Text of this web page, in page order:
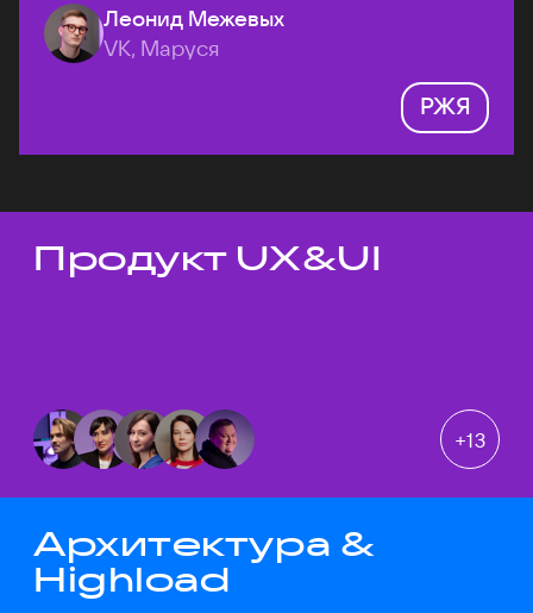
Леонид Межевых
VK, Маруся
РЖЯ
Темы докладов
Продукт UX&UI
+13
Архитектура &
Highload